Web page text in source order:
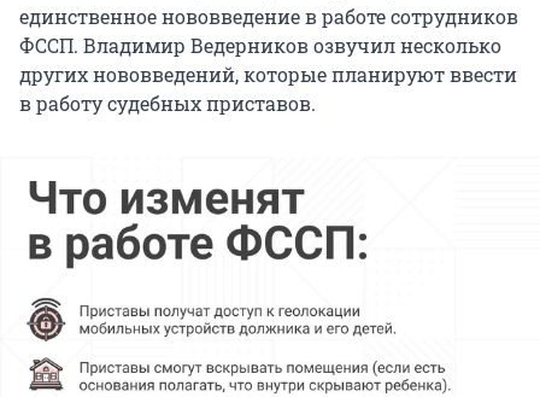
единственное нововведение в работе сотрудников
ФССП. Владимир Ведерников озвучил несколько
других нововведений, которые планируют ввести
в работу судебных приставов.